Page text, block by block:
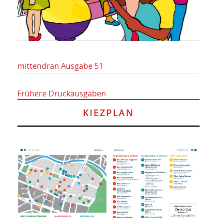
mittendran Ausgabe 51
Frühere Druckausgaben
KIEZPLAN